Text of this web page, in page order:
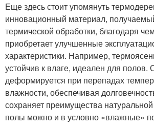
Еще здесь стоит упомянуть
инновационный материал,
термической обработки, благодаря
приобретает улучшенные
характеристики. Например,
устойчив к влаге, идеален для полов.
деформируется при перепадах
влажности, обеспечивая
сохраняет преимущества
полы можно и в условно «влажные»